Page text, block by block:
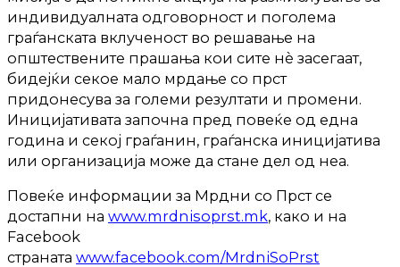
индивидуалната одговорност и поголема
граѓанската вклученост во решавање на
општествените прашања кои сите нè засегаат,
бидејќи секое мало мрдање со прст
придонесува за големи резултати и промени.
Иницијативата започна пред повеќе од една
година и секој граѓанин, граѓанска иницијатива
или организација може да стане дел од неа.
Повеќе информации за Мрдни со Прст се
достапни на www.mrdnisoprst.mk, како и на
Facebook
страната www.facebook.com/MrdniSoPrst